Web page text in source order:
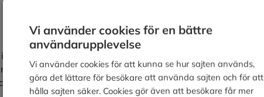
ska märkas med ursprung.
på förpackningen alternativt på en skylt i
avses det land där produkterna odlats.
Vi använder cookies för en bättre
användarupplevelse
Vi använder cookies för att kunna se hur sajten används,
göra det lättare för besökare att använda sajten och för att
hålla sajten säker. Cookies gör även att besökare får mer